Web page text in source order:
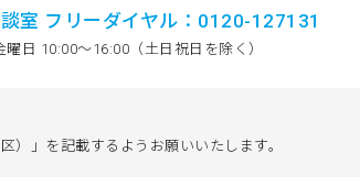
室 フリーダイヤル：0120-127131
曜日 10:00～16:00（土日祝日を除く）
）」を記載するようお願いいたします。